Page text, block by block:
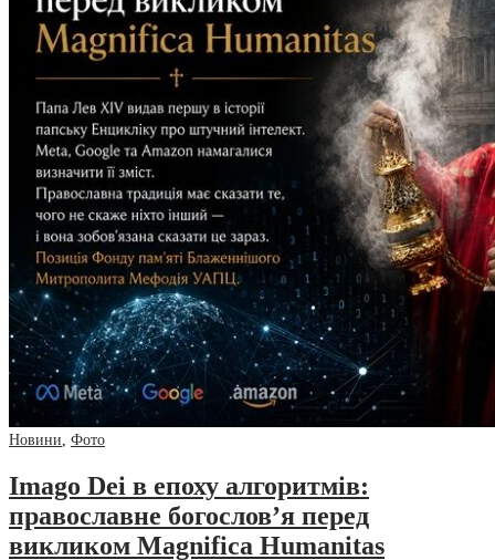
Новини, Фото
Imago Dei в епоху алгоритмів:
православне богослов’я перед
викликом Magnifica Humanitas